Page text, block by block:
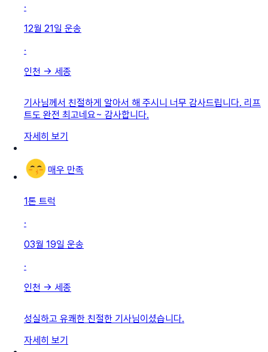
·
12월 21일 운송
·
인천 → 세종
기사님께서 친절하게 알아서 해 주시니 너무 감사드립니다. 리프
트도 완전 최고네요~ 감사합니다.
자세히 보기
매우 만족
1톤 트럭
·
03월 19일 운송
·
인천 → 세종
성실하고 유쾌한 친절한 기사님이셨습니다.
자세히 보기